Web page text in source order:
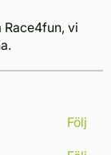
Race4fun, vi
Följ